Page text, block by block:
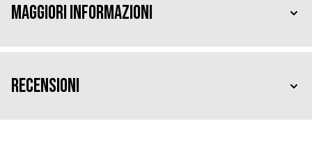
Maggiori Informazioni
Recensioni